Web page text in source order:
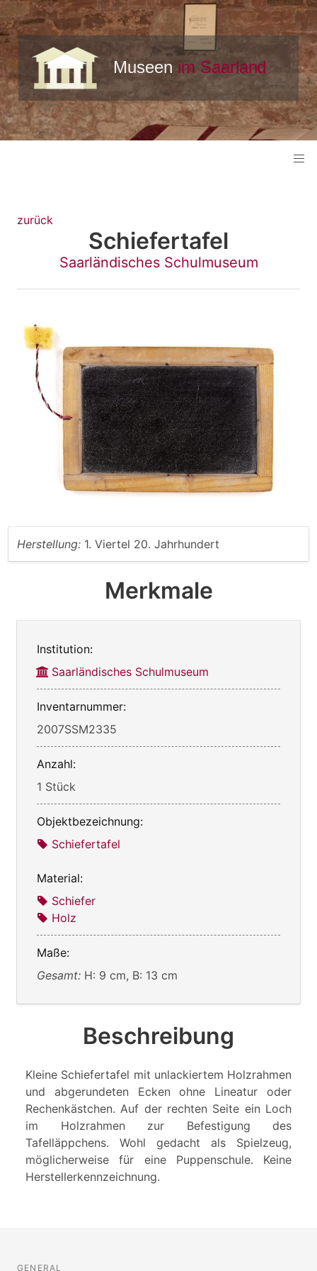
zurück
Schiefertafel
Saarländisches Schulmuseum
Herstellung: 1. Viertel 20. Jahrhundert
Merkmale
Institution:
Saarländisches Schulmuseum
Inventarnummer:
2007SSM2335
Anzahl:
1 Stück
Objektbezeichnung:
Schiefertafel
Material:
Schiefer
Holz
Maße:
Gesamt: H: 9 cm, B: 13 cm
Beschreibung
Kleine Schiefertafel mit unlackiertem Holzrahmen
und abgerundeten Ecken ohne Lineatur oder
Rechenkästchen. Auf der rechten Seite ein Loch
im Holzrahmen zur Befestigung des
Tafelläppchens. Wohl gedacht als Spielzeug,
möglicherweise für eine Puppenschule. Keine
Herstellerkennzeichnung.
GENERAL